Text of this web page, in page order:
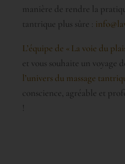
manière de rendre la
tantrique plus sûre :
L’équipe de « La voie du
et vous souhaite un voyage
l’univers du massage
conscience, agréable et
!